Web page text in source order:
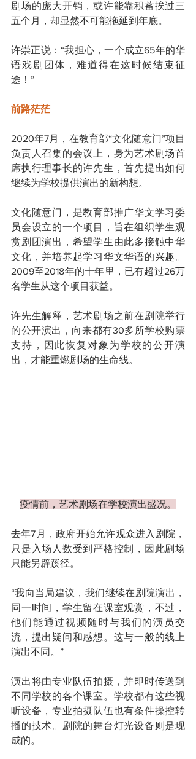
剧场的庞大开销，或许能靠积蓄挨过三
五个月，却显然不可能拖延到年底。
许崇正说：“我担心，一个成立65年的华
语戏剧团体，难道得在这时候结束征
途！”
前路茫茫
2020年7月，在教育部“文化随意门”项目
负责人召集的会议上，身为艺术剧场首
席执行理事长的许先生，首先提出如何
继续为学校提供演出的新构想。
文化随意门，是教育部推广华文学习委
员会设立的一个项目，旨在组织学生观
赏剧团演出，希望学生由此多接触中华
文化，并培养起学习华文华语的兴趣。
2009至2018年的十年里，已有超过26万
名学生从这个项目获益。
许先生解释，艺术剧场之前在剧院举行
的公开演出，向来都有30多所学校购票
支持，因此恢复对象为学校的公开演
出，才能重燃剧场的生命线。
疫情前，艺术剧场在学校演出盛况。
去年7月，政府开始允许观众进入剧院，
只是入场人数受到严格控制，因此剧场
只能另辟蹊径。
“我向当局建议，我们继续在剧院演出，
同一时间，学生留在课室观赏，不过，
他们能通过视频随时与我们的演员交
流，提出疑问和感想。这与一般的线上
演出不同。”
演出将由专业队伍拍摄，并即时传送到
不同学校的各个课室。学校都有这些视
听设备，专业拍摄队伍也有条件操控转
播的技术。剧院的舞台灯光设备则是现
成的。